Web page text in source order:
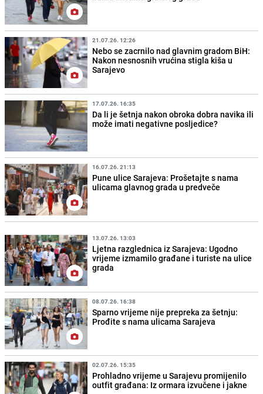
21.07.26. 12:26
Nebo se zacrnilo nad glavnim gradom BiH:
Nakon nesnosnih vrućina stigla kiša u
Sarajevo
17.07.26. 16:35
Da li je šetnja nakon obroka dobra navika ili
može imati negativne posljedice?
16.07.26. 21:13
Pune ulice Sarajeva: Prošetajte s nama
ulicama glavnog grada u predveče
13.07.26. 13:03
Ljetna razglednica iz Sarajeva: Ugodno
vrijeme izmamilo građane i turiste na ulice
grada
08.07.26. 16:38
Sparno vrijeme nije prepreka za šetnju:
Prođite s nama ulicama Sarajeva
02.07.26. 15:35
Prohladno vrijeme u Sarajevu promijenilo
outfit građana: Iz ormara izvučene i jakne